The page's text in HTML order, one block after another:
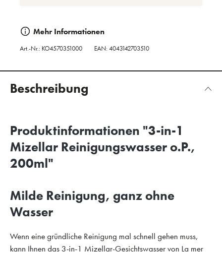
Mehr Informationen
Art.-Nr.: KO4570351000 EAN: 4043142703510
Beschreibung
Produktinformationen "3-in-1
Mizellar Reinigungswasser o.P.,
200ml"
Milde Reinigung, ganz ohne
Wasser
Wenn eine gründliche Reinigung mal schnell gehen muss,
kann Ihnen das 3-in-1 Mizellar-Gesichtswasser von La mer